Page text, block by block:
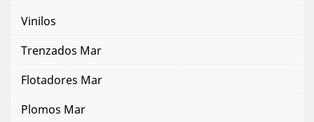
Vinilos
Trenzados Mar
Flotadores Mar
Plomos Mar